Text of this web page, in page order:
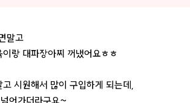
말고
랑 대파장아찌 꺼냈어요ㅎㅎ
시원해서 많이 구입하게 되는데,
어가더라구요~